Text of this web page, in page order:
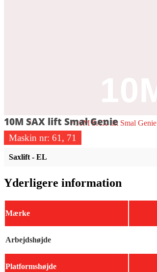
Forside/Saxlift - EL/ 10M SAX lift Smal Genie
10M SAX lift Smal Genie
Maskin nr: 61, 71
Saxlift - EL
Yderligere information
Mærke
Arbejdshøjde
Platformshøjde